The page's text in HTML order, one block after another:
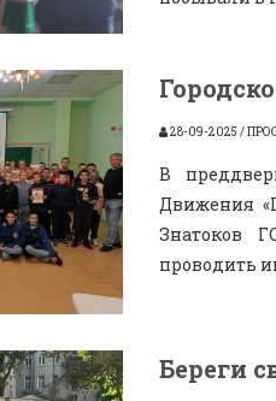
28-09-2025 /
В
Движения
Знатоков
проводить
Береги